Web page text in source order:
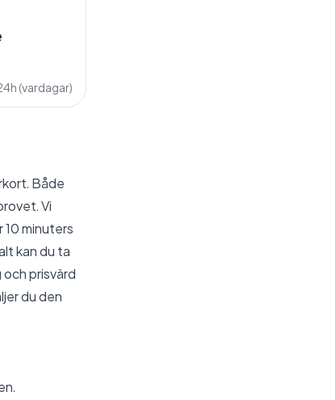
(vardagar)
Både
Vi
10 minuters
kan du ta
och prisvärd
du den